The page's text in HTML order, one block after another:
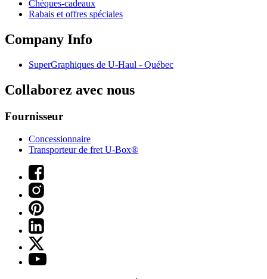
Chèques-cadeaux
Rabais et offres spéciales
Company Info
SuperGraphiques de U-Haul - Québec
Collaborez avec nous
Fournisseur
Concessionnaire
Transporteur de fret U-Box®